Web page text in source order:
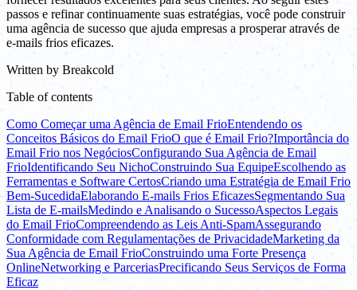
passos e refinar continuamente suas estratégias, você pode construir
uma agência de sucesso que ajuda empresas a prosperar através de
e-mails frios eficazes.
Written by Breakcold
Table of contents
Como Começar uma Agência de Email FrioEntendendo os
Conceitos Básicos do Email FrioO que é Email Frio?Importância do
Email Frio nos NegóciosConfigurando Sua Agência de Email
FrioIdentificando Seu NichoConstruindo Sua EquipeEscolhendo as
Ferramentas e Software CertosCriando uma Estratégia de Email Frio
Bem-SucedidaElaborando E-mails Frios EficazesSegmentando Sua
Lista de E-mailsMedindo e Analisando o SucessoAspectos Legais
do Email FrioCompreendendo as Leis Anti-SpamAssegurando
Conformidade com Regulamentações de PrivacidadeMarketing da
Sua Agência de Email FrioConstruindo uma Forte Presença
OnlineNetworking e ParceriasPrecificando Seus Serviços de Forma
Eficaz